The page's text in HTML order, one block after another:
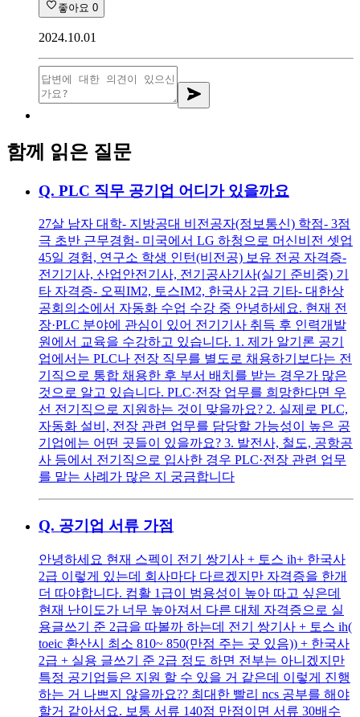
좋아요 0
2024.10.01
함께 읽은 질문
Q. PLC 직무 공기업 어디가 있을까요
27살 남자 대학- 지방공대 비전공자(정보통신) 학점- 3점
극 초반 근무경험- 미국에서 LG 하청으로 머신비전 셋업
45일 경험, 연구소 학생 인턴(비전공) 보유 전공 자격증-
전기기사, 산업안전기사, 전기공사기사(실기 준비중) 기
타 자격증- 오픽IM2, 토스IM2, 한국사 2급 기타- 대한상
공회의소에서 자동화 수업 수강 중 안녕하세요. 현재 전
장·PLC 분야에 관심이 있어 전기기사 취득 후 인력개발
원에서 교육을 수강하고 있습니다. 1. 제가 알기론 공기
업에서는 PLC나 전장 직무를 별도로 채용하기보다는 전
기직으로 통합 채용한 후 부서 배치를 받는 경우가 많은
것으로 알고 있습니다. PLC·전장 업무를 희망한다면 우
선 전기직으로 지원하는 것이 맞을까요? 2. 실제로 PLC,
자동화 설비, 전장 관련 업무를 담당할 가능성이 높은 공
기업에는 어떤 곳들이 있을까요? 3. 발전사, 철도, 공항공
사 등에서 전기직으로 입사한 경우 PLC·전장 관련 업무
를 맡는 사례가 많은 지 궁금합니다
Q. 공기업 서류 가점
안녕하세요 현재 스펙이 전기 쌍기사 + 토스 ih+ 한국사
2급 이렇게 있는데 회사마다 다르겠지만 자격증을 한개
더 따야합니다. 컴활 1급이 범용성이 높아 따고 싶은데
현재 난이도가 너무 높아져서 다른 대체 자격증으로 실
용글쓰기 준 2급을 따볼까 하는데 전기 쌍기사 + 토스 ih(
toeic 환산시 최소 810~ 850(만점 주는 곳 있음)) + 한국사
2급 + 실용 글쓰기 준 2급 정도 하면 전부는 아니겠지만
특정 공기업들은 지원 할 수 있을 거 같은데 이렇게 진행
하는 거 나쁘지 않을까요?? 최대한 빨리 ncs 공부를 해야
할거 같아서요. 보통 서류 140점 만점이면 서류 30배수